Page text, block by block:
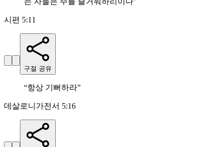
시편 5:11
구절 공유
“항상 기뻐하라”
데살로니가전서 5:16